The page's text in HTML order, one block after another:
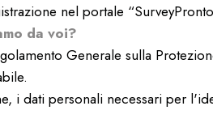
nel portale
da voi?
Generale sulla
i dati personali necessari per